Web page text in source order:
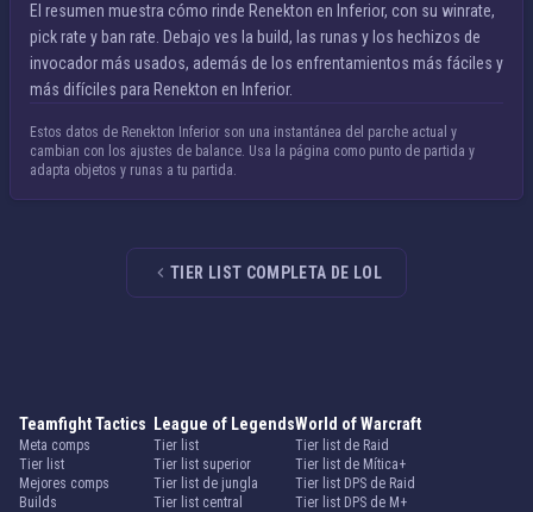
El resumen muestra cómo rinde Renekton en Inferior, con su winrate,
pick rate y ban rate. Debajo ves la build, las runas y los hechizos de
invocador más usados, además de los enfrentamientos más fáciles y
más difíciles para Renekton en Inferior.
Estos datos de Renekton Inferior son una instantánea del parche actual y
cambian con los ajustes de balance. Usa la página como punto de partida y
adapta objetos y runas a tu partida.
TIER LIST COMPLETA DE LOL
Teamfight Tactics
Meta comps
Tier list
Mejores comps
Builds
League of Legends
Tier list
Tier list superior
Tier list de jungla
Tier list central
World of Warcraft
Tier list de Raid
Tier list de Mítica+
Tier list DPS de Raid
Tier list DPS de M+